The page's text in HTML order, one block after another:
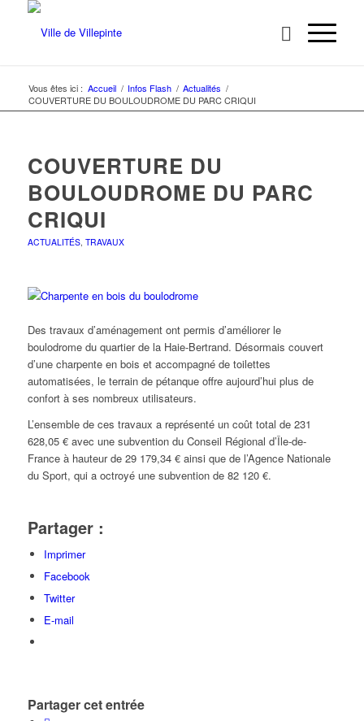
Vous êtes ici : Accueil / Infos Flash / Actualités /
COUVERTURE DU BOULOUDROME DU PARC CRIQUI
COUVERTURE DU
BOULOUDROME DU PARC
CRIQUI
ACTUALITÉS, TRAVAUX
Des travaux d’aménagement ont permis d’améliorer le
boulodrome du quartier de la Haie-Bertrand. Désormais couvert
d’une charpente en bois et accompagné de toilettes
automatisées, le terrain de pétanque offre aujourd’hui plus de
confort à ses nombreux utilisateurs.
L’ensemble de ces travaux a représenté un coût total de 231
628,05 € avec une subvention du Conseil Régional d’Île-de-
France à hauteur de 29 179,34 € ainsi que de l’Agence Nationale
du Sport, qui a octroyé une subvention de 82 120 €.
Partager :
Imprimer
Facebook
Twitter
E-mail
Partager cet entrée